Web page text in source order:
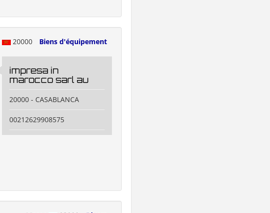
20000 Biens d'équipement
impresa in
marocco sarl au
20000 - CASABLANCA
00212629908575